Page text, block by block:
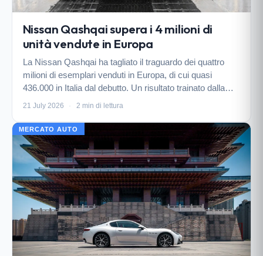
Nissan Qashqai supera i 4 milioni di
unità vendute in Europa
La Nissan Qashqai ha tagliato il traguardo dei quattro
milioni di esemplari venduti in Europa, di cui quasi
436.000 in Italia dal debutto. Un risultato trainato dalla
tecnologia e-Power, che nel primo semestre 2026 ha
21 July 2026 · 2 min di lettura
MERCATO AUTO